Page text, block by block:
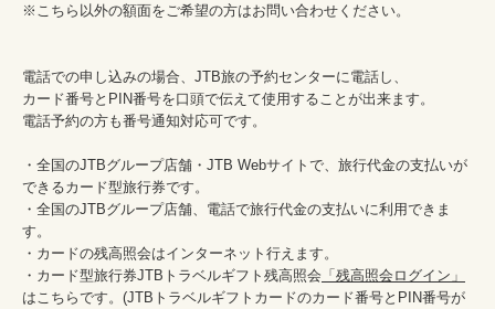
※こちら以外の額面をご希望の方はお問い合わせください。
電話での申し込みの場合、JTB旅の予約センターに電話し、
カード番号とPIN番号を口頭で伝えて使用することが出来ます。
電話予約の方も番号通知対応可です。
・全国のJTBグループ店舗・JTB Webサイトで、旅行代金の支払いが
できるカード型旅行券です。
・全国のJTBグループ店舗、電話で旅行代金の支払いに利用できま
す。
・カードの残高照会はインターネット行えます。
・カード型旅行券JTBトラベルギフト残高照会 「残高照会ログイン」
はこちらです。(JTBトラベルギフトカードのカード番号とPIN番号が